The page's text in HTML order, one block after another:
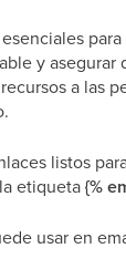
y
a las
listos
etiqueta{%
usar en